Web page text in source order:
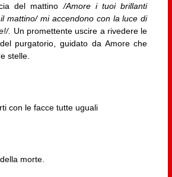
del mattino/Amore i tuoi brillanti
mattino/ mi accendono con la luce di
. Un promettente uscire a rivedere le
purgatorio ,guidato da Amore che
stelle.
con le facce tutte uguali
morte.